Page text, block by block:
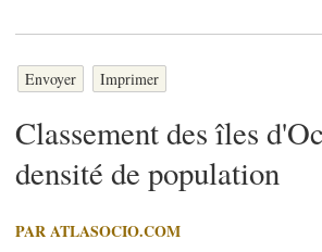
Envoyer Imprimer
Classement des îles
densité de population
PAR ATLASOCIO.COM